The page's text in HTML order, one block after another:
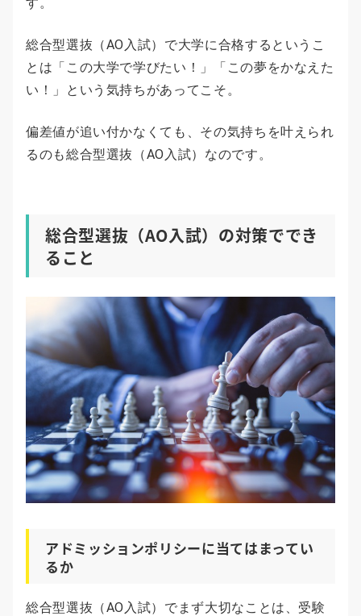
総合型選抜（AO入試）で大学に合格するというこ
とは「この大学で学びたい！」「この夢をかなえた
い！」という気持ちがあってこそ。
偏差値が追い付かなくても、その気持ちを叶えられ
るのも総合型選抜（AO入試）なのです。
総合型選抜（AO入試）の対策ででき
ること
アドミッションポリシーに当てはまってい
るか
総合型選抜（AO入試）でまず大切なことは、受験